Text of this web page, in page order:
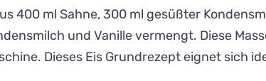
400 ml Sahne, 300 ml gesüßter
und Vanille vermengt. Diese
Dieses Eis Grundrezept eignet sich